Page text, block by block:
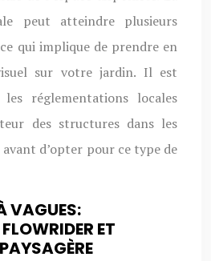
peut atteindre plusieurs
qui implique de prendre en
sur votre jardin. Il est
réglementations locales
des structures dans les
d’opter pour ce type de
VAGUES:
ET